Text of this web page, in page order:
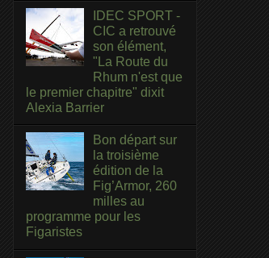
IDEC SPORT -
CIC a retrouvé
son élément,
"La Route du
Rhum n'est que
le premier chapitre" dixit
Alexia Barrier
Bon départ sur
la troisième
édition de la
Fig’Armor, 260
milles au
programme pour les
Figaristes